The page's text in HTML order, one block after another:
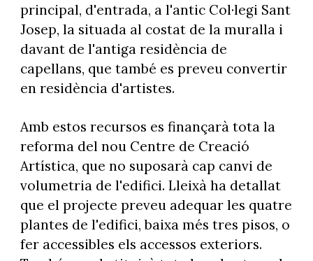
principal, d'entrada, a l'antic Col·legi Sant
Josep, la situada al costat de la muralla i
davant de l'antiga residència de
capellans, que també es preveu convertir
en residència d'artistes.
Amb estos recursos es finançarà tota la
reforma del nou Centre de Creació
Artística, que no suposarà cap canvi de
volumetria de l'edifici. Lleixà ha detallat
que el projecte preveu adequar les quatre
plantes de l'edifici, baixa més tres pisos, o
fer accessibles els accessos exteriors.